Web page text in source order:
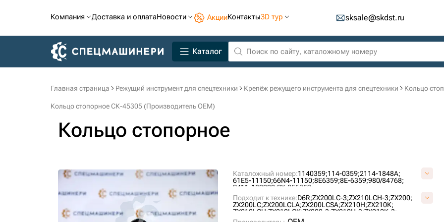
Компания Доставка и оплатаНовости АкцииКонтакты3D тур sksale@skdst.ru
Каталог
Главная страница Режущий инструмент для спецтехники Крепёж режущего инструмента для спецтехники Кольцо
Кольцо стопорное СК-45305 (Производитель OEM)
Кольцо стопорное
Каталожный номер:1140359;114-0359;2114-1848A;
61E5-11150;66N4-11150;8E6359;8E-6359;980/84768;
S411-180002;SX-8E6359;
Подходит к технике:D6R;ZX200LC-3;ZX210LCH-3;ZX200;
ZX200LC;ZX200LCLA;ZX200LCSA;ZX210H;ZX210K;
ZX210LCH;ZX210LCK;ZX200-3;ZX210H-3;ZX210K-3;
ZX210L3-AP;
ZX210LCK-3;